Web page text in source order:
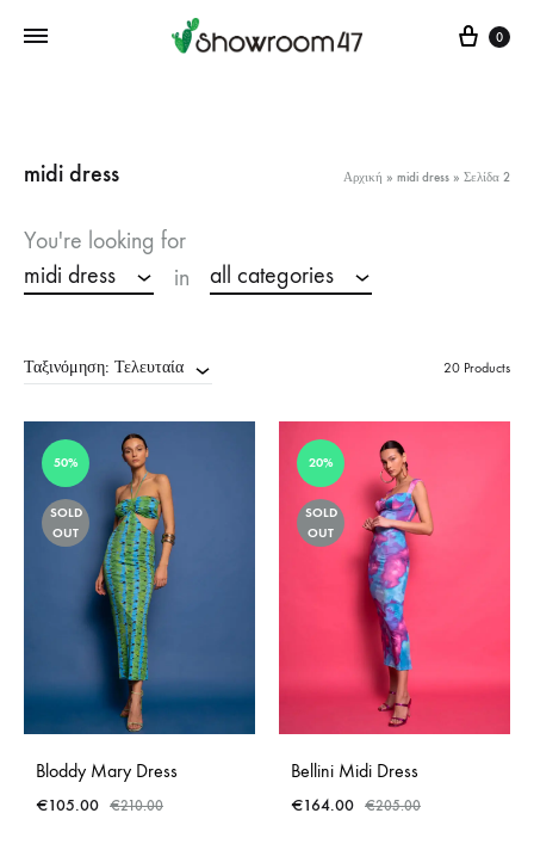
Cart
0
midi dress Αρχική » midi dress » Σελίδα 2
You're looking for
midi dress
in all categories
Ταξινόμηση: Τελευταία 20 Products
50%
SOLD
OUT
Bloddy Mary Dress
€105.00 €210.00
20%
SOLD
OUT
Bellini Midi Dress
€164.00 €205.00